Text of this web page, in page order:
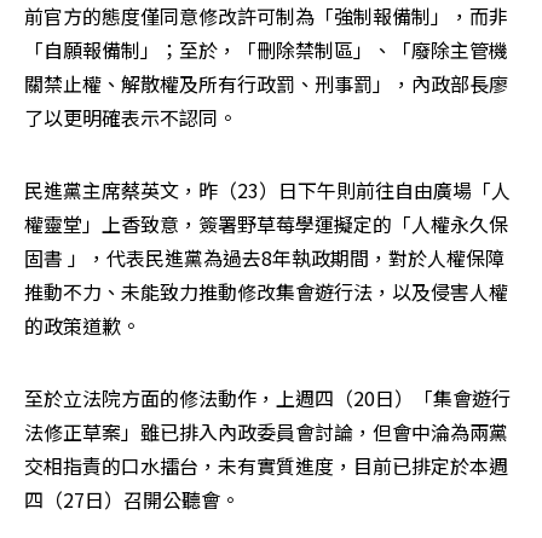
前官方的態度僅同意修改許可制為「強制報備制」，而非
「自願報備制」；至於，「刪除禁制區」、「廢除主管機
關禁止權、解散權及所有行政罰、刑事罰」，內政部長廖
了以更明確表示不認同。
民進黨主席蔡英文，昨（23）日下午則前往自由廣場「人
權靈堂」上香致意，簽署野草莓學運擬定的「人權永久保
固書 」，代表民進黨為過去8年執政期間，對於人權保障
推動不力、未能致力推動修改集會遊行法，以及侵害人權
的政策道歉。
至於立法院方面的修法動作，上週四（20日）「集會遊行
法修正草案」雖已排入內政委員會討論，但會中淪為兩黨
交相指責的口水擂台，未有實質進度，目前已排定於本週
四（27日）召開公聽會。